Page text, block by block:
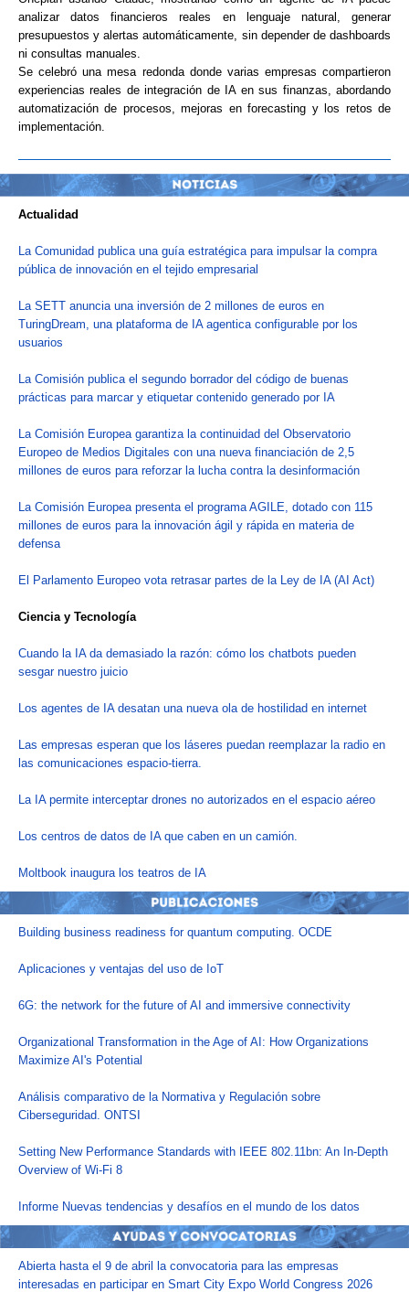
analizar datos financieros reales en lenguaje natural, generar
presupuestos y alertas automáticamente, sin depender de dashboards
ni consultas manuales.
Se celebró una mesa redonda donde varias empresas compartieron
experiencias reales de integración de IA en sus finanzas, abordando
automatización de procesos, mejoras en forecasting y los retos de
implementación.
Actualidad
La Comunidad publica una guía estratégica para impulsar la compra
pública de innovación en el tejido empresarial
La SETT anuncia una inversión de 2 millones de euros en
TuringDream, una plataforma de IA agentica configurable por los
usuarios
La Comisión publica el segundo borrador del código de buenas
prácticas para marcar y etiquetar contenido generado por IA
La Comisión Europea garantiza la continuidad del Observatorio
Europeo de Medios Digitales con una nueva financiación de 2,5
millones de euros para reforzar la lucha contra la desinformación
La Comisión Europea presenta el programa AGILE, dotado con 115
millones de euros para la innovación ágil y rápida en materia de
defensa
El Parlamento Europeo vota retrasar partes de la Ley de IA (AI Act)
Ciencia y Tecnología
Cuando la IA da demasiado la razón: cómo los chatbots pueden
sesgar nuestro juicio
Los agentes de IA desatan una nueva ola de hostilidad en internet
Las empresas esperan que los láseres puedan reemplazar la radio en
las comunicaciones espacio-tierra.
La IA permite interceptar drones no autorizados en el espacio aéreo
Los centros de datos de IA que caben en un camión.
Moltbook inaugura los teatros de IA
Building business readiness for quantum computing. OCDE
Aplicaciones y ventajas del uso de IoT
6G: the network for the future of AI and immersive connectivity
Organizational Transformation in the Age of AI: How Organizations
Maximize AI's Potential
Análisis comparativo de la Normativa y Regulación sobre
Ciberseguridad. ONTSI
Setting New Performance Standards with IEEE 802.11bn: An In-Depth
Overview of Wi-Fi 8
Informe Nuevas tendencias y desafíos en el mundo de los datos
Abierta hasta el 9 de abril la convocatoria para las empresas
interesadas en participar en Smart City Expo World Congress 2026